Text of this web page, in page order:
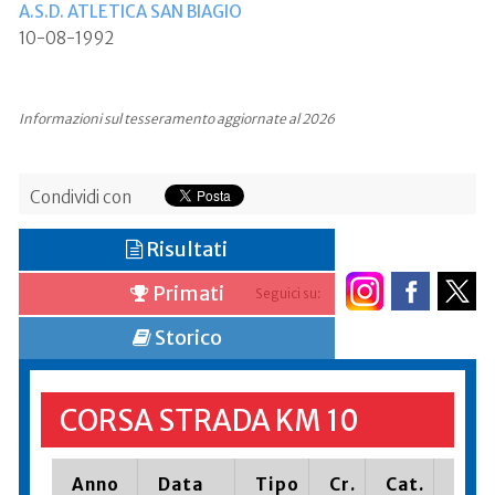
A.S.D. ATLETICA SAN BIAGIO
10-08-1992
Informazioni sul tesseramento aggiornate al 2026
Condividi con
Seguici su:
Risultati
Primati
Storico
CORSA STRADA KM 10
Anno Data Tipo Cr. Cat.